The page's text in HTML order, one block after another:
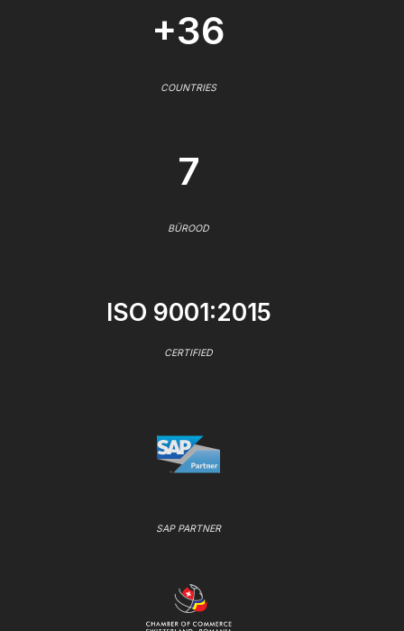
+36
COUNTRIES
7
BÜROOD
ISO 9001:2015
CERTIFIED
SAP PARTNER